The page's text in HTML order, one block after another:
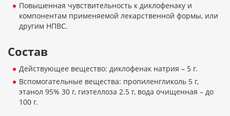
Повышенная чувствительность к диклофенаку и
компонентам применяемой лекарственной формы, или
другим НПВС.
Состав
Действующее вещество: диклофенак натрия – 5 г.
Вспомогательные вещества: пропиленгликоль 5 г,
этанол 95% 30 г, гиэтеллоза 2.5 г, вода очищенная – до
100 г.